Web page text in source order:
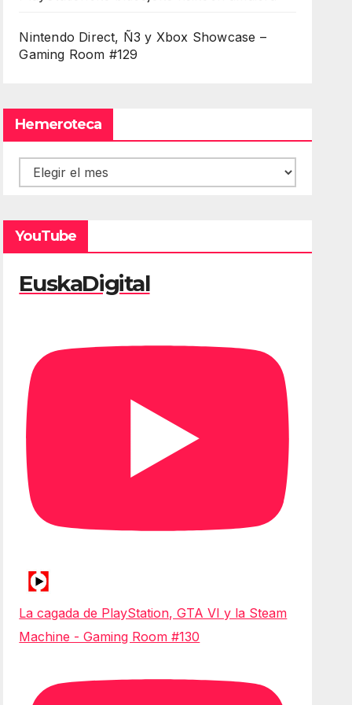
Nintendo Direct, Ñ3 y Xbox Showcase –
Gaming Room #129
Hemeroteca
Hemeroteca
YouTube
EuskaDigital
La cagada de PlayStation, GTA VI y la Steam
Machine - Gaming Room #130